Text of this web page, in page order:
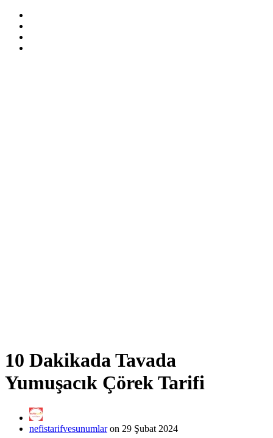
10 Dakikada Tavada
Yumuşacık Çörek Tarifi
nefistarifvesunumlaron 29 Şubat 2024